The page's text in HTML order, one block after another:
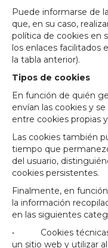
Puede informarse de
que, en su caso,
política de cookies en
los enlaces facilitados
la tabla anterior).
Tipos de cookies
En función de quién
envían las cookies y
entre cookies propias
Las cookies también
tiempo que
del usuario,
cookies persistentes.
Finalmente, en
la información
en las siguientes
• Cookies técnicas:
un sitio web y utilizar